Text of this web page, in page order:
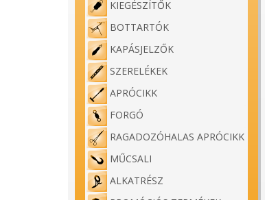
KIEGÉSZÍTŐK
BOTTARTÓK
KAPÁSJELZŐK
SZERELÉKEK
APRÓCIKK
FORGÓ
RAGADOZÓHALAS APRÓCIKK
MŰCSALI
ALKATRÉSZ